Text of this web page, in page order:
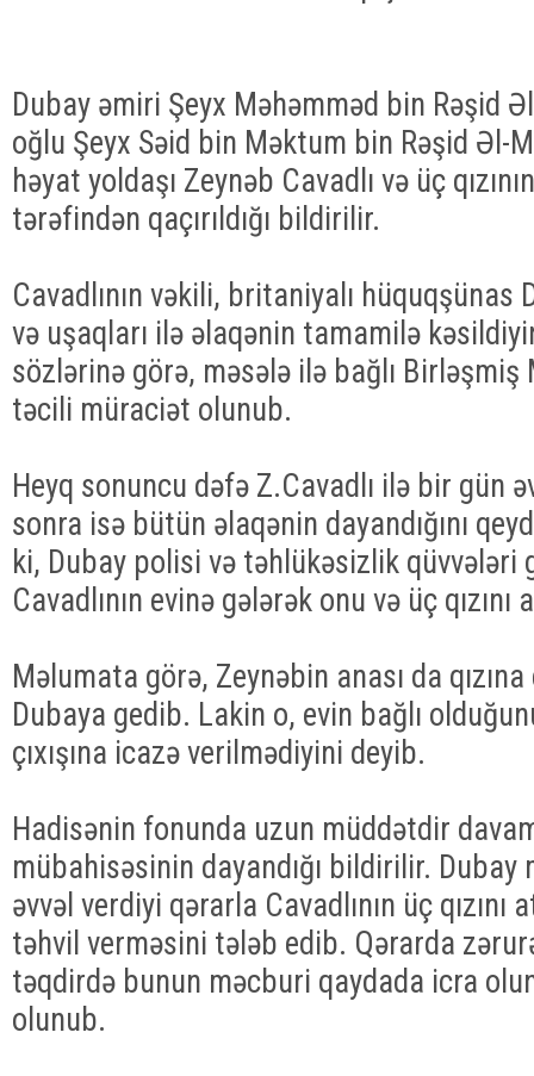
Dubay əmiri Şeyx Məhəmməd bin Rəşid
oğlu Şeyx Səid bin Məktum bin Rəşid Əl-
həyat yoldaşı Zeynəb Cavadlı və üç
tərəfindən qaçırıldığı bildirilir.
Cavadlının vəkili, britaniyalı hüquqşünas
və uşaqları ilə əlaqənin tamamilə
sözlərinə görə, məsələ ilə bağlı
təcili müraciət olunub.
Heyq sonuncu dəfə Z.Cavadlı ilə bir gün
sonra isə bütün əlaqənin dayandığını
ki, Dubay polisi və təhlükəsizlik qüvvələri
Cavadlının evinə gələrək onu və üç qızını
Məlumata görə, Zeynəbin anası da
Dubaya gedib. Lakin o, evin bağlı
çıxışına icazə verilmədiyini deyib.
Hadisənin fonunda uzun müddətdir
mübahisəsinin dayandığı bildirilir. Dubay
əvvəl verdiyi qərarla Cavadlının üç qızını
təhvil verməsini tələb edib. Qərarda
təqdirdə bunun məcburi qaydada icra
olunub.